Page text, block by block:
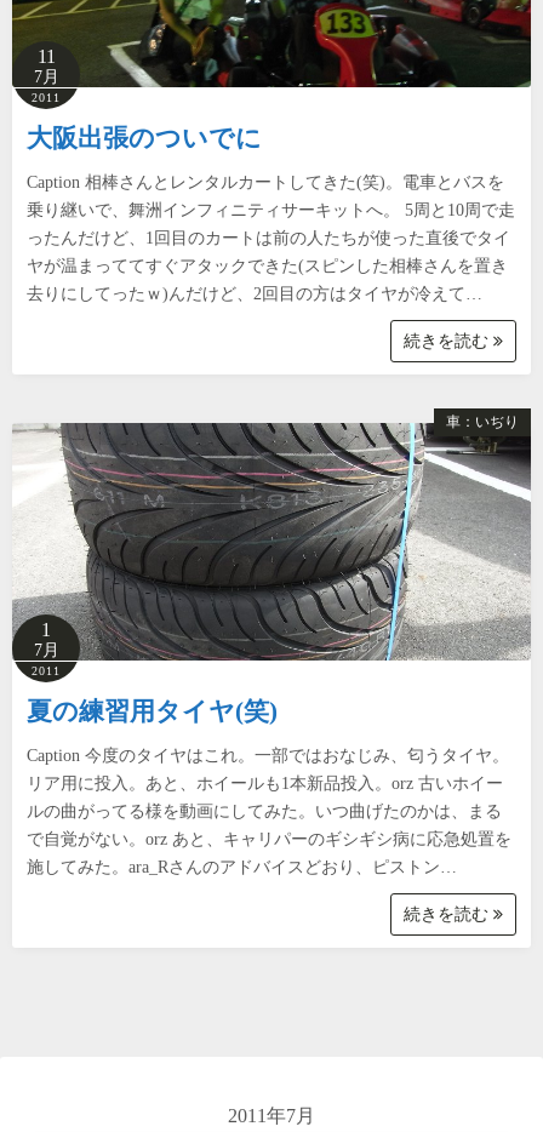
11
7月
2011
大阪出張のついでに
Caption 相棒さんとレンタルカートしてきた(笑)。電車とバスを
乗り継いで、舞洲インフィニティサーキットへ。 5周と10周で走
ったんだけど、1回目のカートは前の人たちが使った直後でタイ
ヤが温まっててすぐアタックできた(スピンした相棒さんを置き
去りにしてったｗ)んだけど、2回目の方はタイヤが冷えて…
続きを読む
車：いぢり
1
7月
2011
夏の練習用タイヤ(笑)
Caption 今度のタイヤはこれ。一部ではおなじみ、匂うタイヤ。
リア用に投入。あと、ホイールも1本新品投入。orz 古いホイー
ルの曲がってる様を動画にしてみた。いつ曲げたのかは、まる
で自覚がない。orz あと、キャリパーのギシギシ病に応急処置を
施してみた。ara_Rさんのアドバイスどおり、ピストン…
続きを読む
2011年7月